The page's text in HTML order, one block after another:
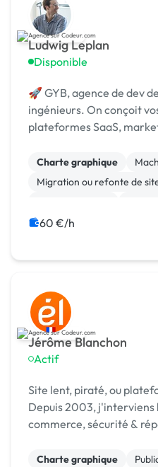
Ludwig Leplan
Disponible
🚀 GYB, agence de dev
ingénieurs. On conçoit
plateformes SaaS,
mise en production.
Charte graphique
Migration ou refonte de
Création de site internet
60 €/h
Jérôme Blanchon
Actif
Site lent, piraté, ou
Depuis 2003, j'interviens
commerce, sécurité &
Charte graphique